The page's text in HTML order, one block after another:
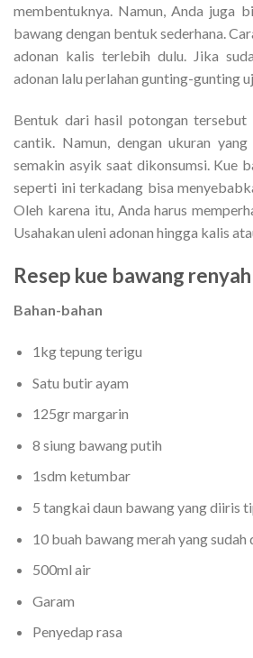
membentuknya. Namun, Anda juga
bawang dengan bentuk sederhana.
adonan kalis terlebih dulu. Jika
adonan lalu perlahan gunting-gunting
Bentuk dari hasil potongan
cantik. Namun, dengan ukuran
semakin asyik saat dikonsumsi. Kue
seperti ini terkadang bisa
Oleh karena itu, Anda harus
Usahakan uleni adonan hingga kalis
Resep kue bawang renyah
Bahan-bahan
1kg tepung terigu
Satu butir ayam
125gr margarin
8 siung bawang putih
1sdm ketumbar
5 tangkai daun bawang yang diiris
10 buah bawang merah yang sudah
500ml air
Garam
Penyedap rasa